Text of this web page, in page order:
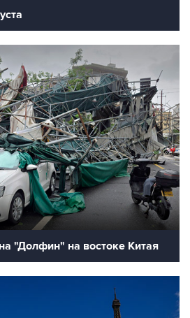
"Долфин" на востоке Китая